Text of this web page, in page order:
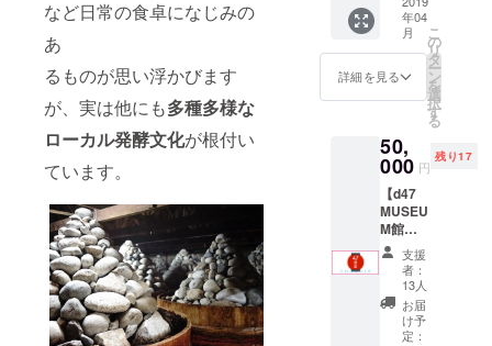
など日常の食卓になじみの
あ
るものが思い浮かびます
が、実は他にも多種多様な
ローカル発酵文化が根付い
ています。
日参加
できな
い方の
に、全
ての
トは動
画で後
日配信
されま
す。 ※
会場で
チケッ
トと本
をお渡
ししま
す ※本
たら後
日郵送
します
料や酒
ディー
プに解
説。飲
シェフ
など
「発酵
を詳し
く知り
た
い！」
という
人はご
参加く
ださ
い。 ま
デュー
スを手
がける
小野裕
之とサ
シ飲み
ジネス
や人生
につい
て相談
できま
す。厳
しくも
優しい
アドバ
イスが
たっぷ
り受け
年04
月
詳細を見る
こ
の
リ
タ
ー
ン
を
選
択
す
る
50,
000 円
残り17
【d47
MUSEU
M館内
提灯広
告プラ
ン】 サ
ポー
ター限
定チ
支援
者：
13人
お届
け予
定：